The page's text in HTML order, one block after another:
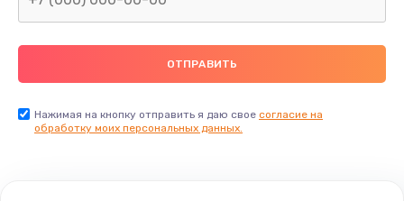
Замена USB порта
Заказать
от 1330 руб.
Нажимая на кнопку отправить я даю свое согласие на
обработку моих персональных данных.